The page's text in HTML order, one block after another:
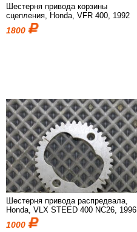
Шестерня привода корзины
сцепления, Honda, VFR 400, 1992
1800
Шестерня привода распредвала,
Honda, VLX STEED 400 NC26, 1996
1000